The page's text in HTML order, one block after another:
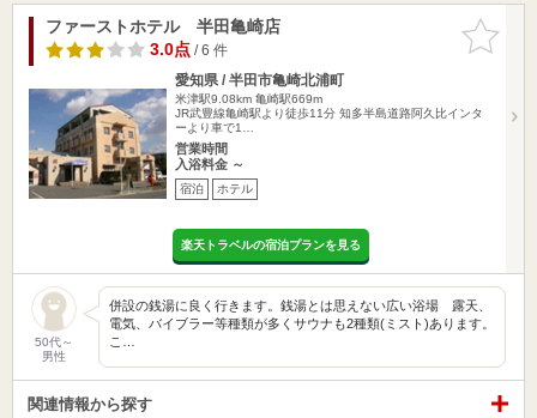
お気に入
りに追加
ファーストホテル 半田亀崎店
3.0点/ 6 件
愛知県 / 半田市亀崎北浦町
米津駅9.08km 亀崎駅669m
JR武豊線亀崎駅より徒歩11分 知多半島道路阿久比インタ
ーより車で1…
営業時間
入浴料金 ～
宿泊 ホテル
楽天トラベルの宿泊プランを見る
50代～
男性
併設の銭湯に良く行きます。銭湯とは思えない広い浴場 露天、
電気、バイブラー等種類が多くサウナも2種類(ミスト)あります。
こ…
関連情報から探す